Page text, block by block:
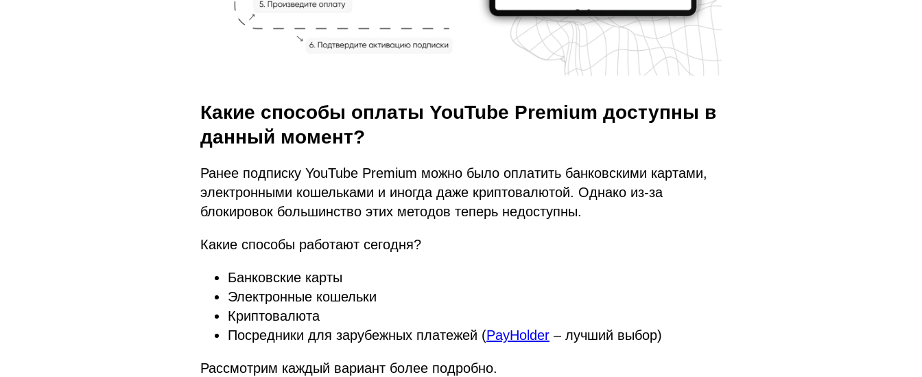
Какие способы оплаты YouTube Premium доступны в
данный момент?
Ранее подписку YouTube Premium можно было оплатить банковскими картами,
электронными кошельками и иногда даже криптовалютой. Однако из-за
блокировок большинство этих методов теперь недоступны.
Какие способы работают сегодня?
Банковские карты
Электронные кошельки
Криптовалюта
Посредники для зарубежных платежей (PayHolder – лучший выбор)
Рассмотрим каждый вариант более подробно.